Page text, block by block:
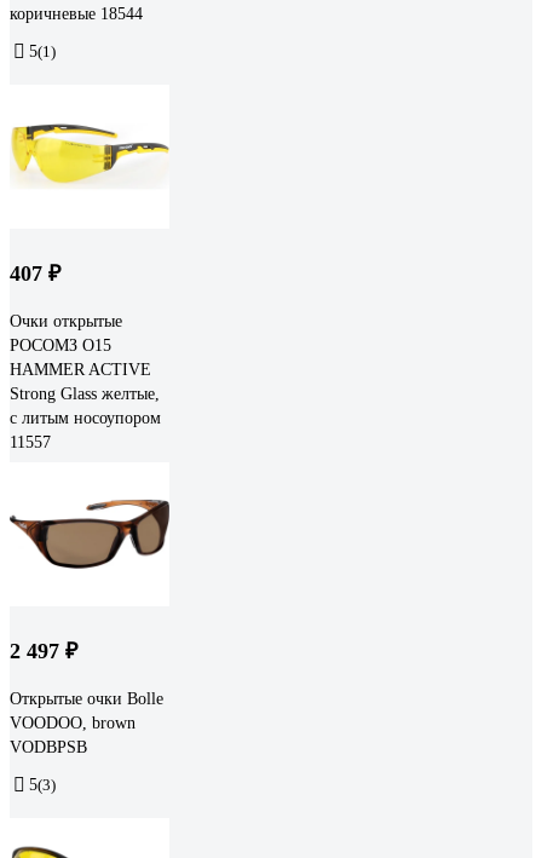
коричневые 18544
5(1)
407 ₽
Очки открытые
РОСОМЗ О15
HAMMER ACTIVE
Strong Glass желтые,
с литым носоупором
11557
2 497 ₽
Открытые очки Bolle
VOODOO, brown
VODBPSB
5(3)